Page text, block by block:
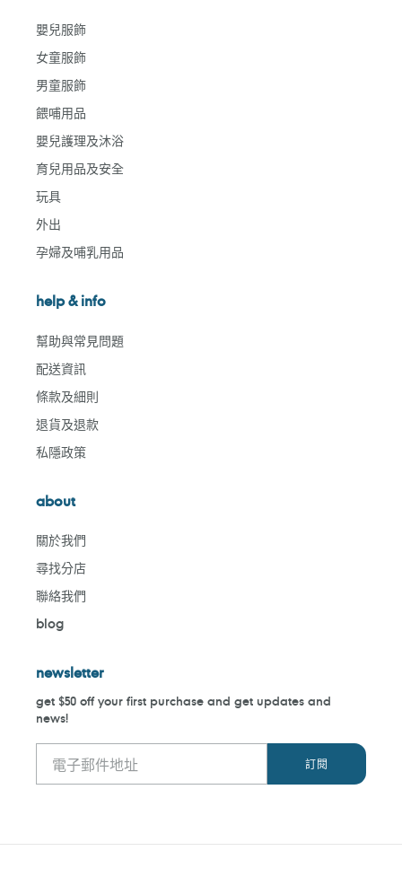
嬰兒服飾
女童服飾
男童服飾
餵哺用品
嬰兒護理及沐浴
育兒用品及安全
玩具
外出
孕婦及哺乳用品
help & info
幫助與常見問題
配送資訊
條款及細則
退貨及退款
私隱政策
about
關於我們
尋找分店
聯絡我們
blog
newsletter
get $50 off your first purchase and get updates and
news!